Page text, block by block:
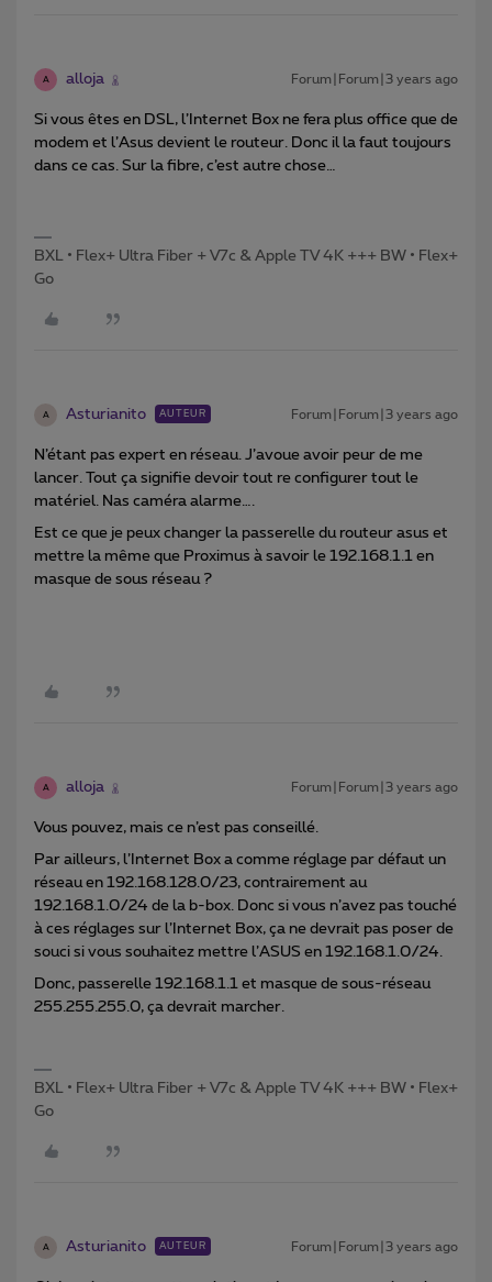
A alloja Forum|Forum|3 years ago
Si vous êtes en DSL, l’Internet Box ne fera plus office que de
modem et l’Asus devient le routeur. Donc il la faut toujours
dans ce cas. Sur la fibre, c’est autre chose…
BXL • Flex+ Ultra Fiber + V7c & Apple TV 4K +++ BW • Flex+
Go
A Asturianito AUTEUR Forum|Forum|3 years ago
N’étant pas expert en réseau. J’avoue avoir peur de me
lancer. Tout ça signifie devoir tout re configurer tout le
matériel. Nas caméra alarme….
Est ce que je peux changer la passerelle du routeur asus et
mettre la même que Proximus à savoir le 192.168.1.1 en
masque de sous réseau ?
A alloja Forum|Forum|3 years ago
Vous pouvez, mais ce n’est pas conseillé.
Par ailleurs, l’Internet Box a comme réglage par défaut un
réseau en 192.168.128.0/23, contrairement au
192.168.1.0/24 de la b-box. Donc si vous n’avez pas touché
à ces réglages sur l’Internet Box, ça ne devrait pas poser de
souci si vous souhaitez mettre l’ASUS en 192.168.1.0/24.
Donc, passerelle 192.168.1.1 et masque de sous-réseau
255.255.255.0, ça devrait marcher.
BXL • Flex+ Ultra Fiber + V7c & Apple TV 4K +++ BW • Flex+
Go
A Asturianito AUTEUR Forum|Forum|3 years ago